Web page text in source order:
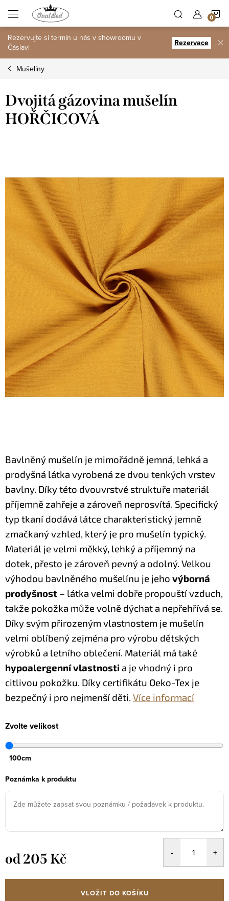
obsah
Rezervujte si termín u nás v showroomu v
Čáslavi
Rezervace
Mušelíny
Dvojitá gázovina mušelín
HOŘČICOVÁ
Bavlněný mušelín je mimořádně jemná, lehká a
prodyšná látka vyrobená ze dvou tenkých vrstev
bavlny. Díky této dvouvrstvé struktuře materiál
příjemně zahřeje a zároveň neprosvítá. Specifický
typ tkaní dodává látce charakteristický jemně
zmačkaný vzhled, který je pro mušelín typický.
Materiál je velmi měkký, lehký a příjemný na
dotek, přesto je zároveň pevný a odolný. Velkou
výhodou bavlněného mušelínu je jeho výborná
prodyšnost – látka velmi dobře propouští vzduch,
takže pokožka může volně dýchat a nepřehřívá se.
Díky svým přirozeným vlastnostem je mušelín
velmi oblíbený zejména pro výrobu dětských
výrobků a letního oblečení. Materiál má také
hypoalergenní vlastnosti a je vhodný i pro
citlivou pokožku. Díky certifikátu Oeko-Tex je
bezpečný i pro nejmenší děti. Více informací
Zvolte velikost
100cm
Poznámka k produktu
od205 Kč
cena:
VLOŽIT DO KOŠÍKU